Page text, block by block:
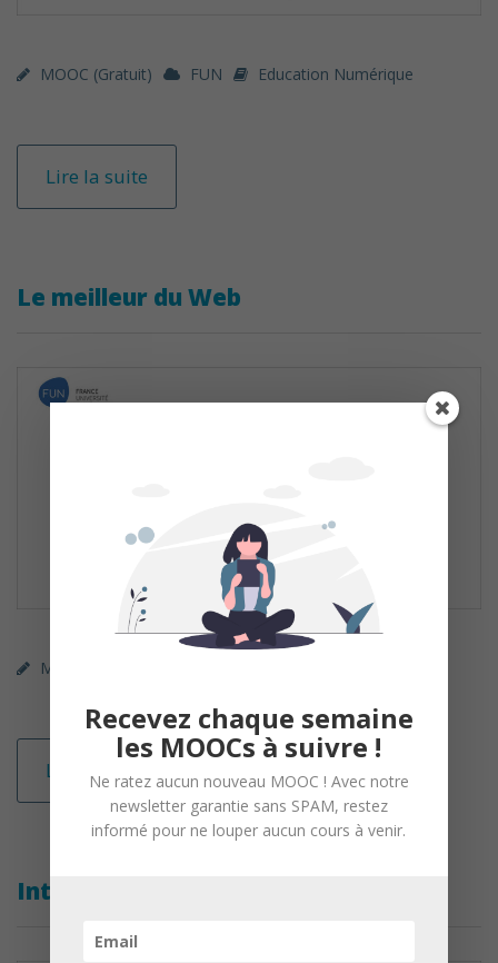
MOOC (gratuit) FUN Education Numérique
Lire la suite
Le meilleur du Web
MOOC (gratuit)
Lire la suite
Internet, les autres et moi
Recevez chaque semaine
les MOOCs à suivre !
Ne ratez aucun nouveau MOOC ! Avec notre
newsletter garantie sans SPAM, restez
informé pour ne louper aucun cours à venir.